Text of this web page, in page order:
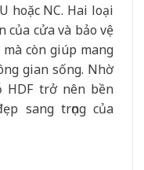
hoặc NC. Hai loại
của cửa và bảo vệ
còn giúp mang
gian sống. Nhờ
HDF trở nên bền
sang trọng của